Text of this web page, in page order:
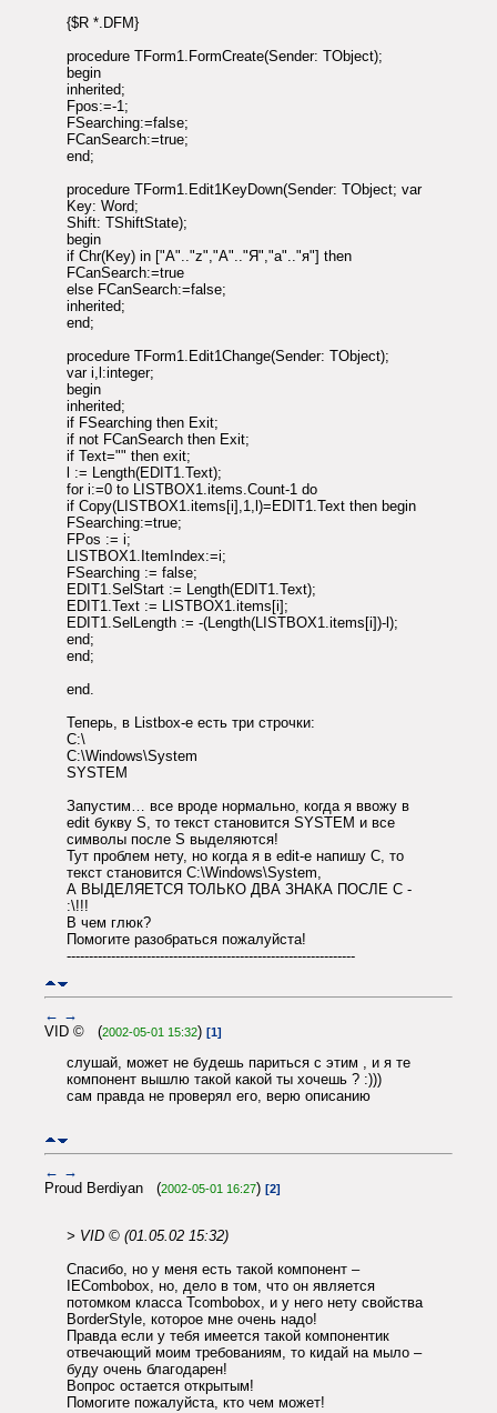
{$R *.DFM}
procedure TForm1.FormCreate(Sender: TObject);
begin
inherited;
Fpos:=-1;
FSearching:=false;
FCanSearch:=true;
end;
procedure TForm1.Edit1KeyDown(Sender: TObject; var
Key: Word;
Shift: TShiftState);
begin
if Chr(Key) in ["A".."z","А".."Я","а".."я"] then
FCanSearch:=true
else FCanSearch:=false;
inherited;
end;
procedure TForm1.Edit1Change(Sender: TObject);
var i,l:integer;
begin
inherited;
if FSearching then Exit;
if not FCanSearch then Exit;
if Text="" then exit;
l := Length(EDIT1.Text);
for i:=0 to LISTBOX1.items.Count-1 do
if Copy(LISTBOX1.items[i],1,l)=EDIT1.Text then begin
FSearching:=true;
FPos := i;
LISTBOX1.ItemIndex:=i;
FSearching := false;
EDIT1.SelStart := Length(EDIT1.Text);
EDIT1.Text := LISTBOX1.items[i];
EDIT1.SelLength := -(Length(LISTBOX1.items[i])-l);
end;
end;
end.
Теперь, в Listbox-е есть три строчки:
C:\
C:\Windows\System
SYSTEM
Запустим… все вроде нормально, когда я ввожу в
edit букву S, то текст становится SYSTEM и все
символы после S выделяются!
Тут проблем нету, но когда я в edit-е напишу C, то
текст становится C:\Windows\System,
А ВЫДЕЛЯЕТСЯ ТОЛЬКО ДВА ЗНАКА ПОСЛЕ С -
:\!!!
В чем глюк?
Помогите разобраться пожалуйста!
-----------------------------------------------------------------
← →
VID © (2002-05-01 15:32) [1]
слушай, может не будешь париться с этим , и я те
компонент вышлю такой какой ты хочешь ? :)))
сам правда не проверял его, верю описанию
← →
Proud Berdiyan (2002-05-01 16:27) [2]
> VID © (01.05.02 15:32)
Спасибо, но у меня есть такой компонент –
IECombobox, но, дело в том, что он является
потомком класса Tcombobox, и у него нету свойства
BorderStyle, которое мне очень надо!
Правда если у тебя имеется такой компонентик
отвечающий моим требованиям, то кидай на мыло –
буду очень благодарен!
Вопрос остается открытым!
Помогите пожалуйста, кто чем может!